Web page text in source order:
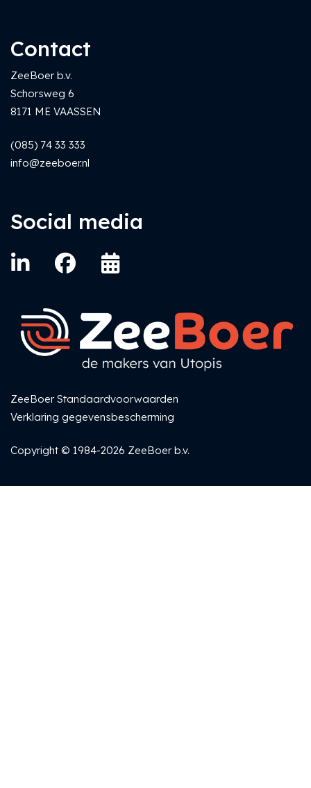
Contact
ZeeBoer b.v.
Schorsweg 6
8171 ME VAASSEN
(085) 74 33 333
info@zeeboer.nl
Social media
ZeeBoer Standaardvoorwaarden
Verklaring gegevensbescherming
Copyright © 1984-2026 ZeeBoer b.v.